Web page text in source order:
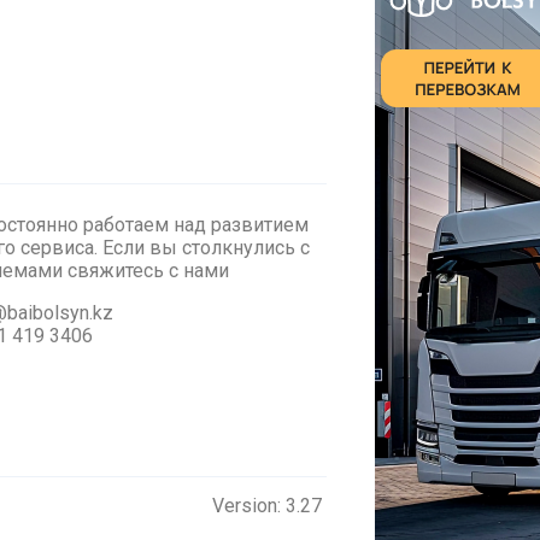
работаем над развитием
сервиса. Если вы столкнулись с
cвяжитесь с нами
419 3406
Version: 3.27